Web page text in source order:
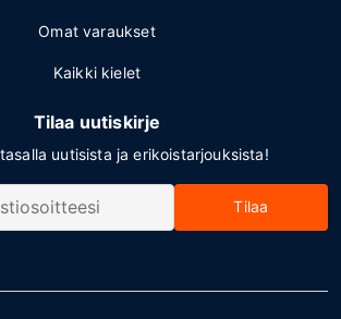
Omat varaukset
Kaikki kielet
Tilaa uutiskirje
uutisista ja erikoistarjouksista!
Tilaa